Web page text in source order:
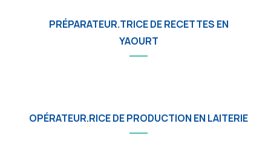
PRÉPARATEUR.TRICE DE RECETTES EN
YAOURT
OPÉRATEUR.RICE DE PRODUCTION EN LAITERIE